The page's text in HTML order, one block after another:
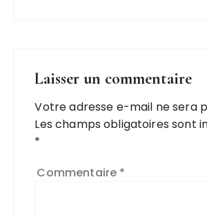
Laisser un commentaire
Votre adresse e-mail ne sera
Les champs obligatoires sont
*
Commentaire *